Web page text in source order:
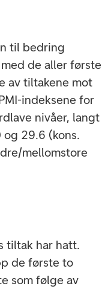
til bedring
de aller første
av tiltakene mot
indeksene for
nivåer, langt
og 29.6 (kons.
mellomstore
tiltak har hatt.
de første to
som følge av